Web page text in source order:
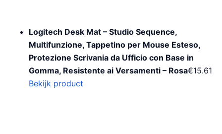
Logitech Desk Mat – Studio Sequence,
Multifunzione, Tappetino per Mouse Esteso,
Protezione Scrivania da Ufficio con Base in
Gomma, Resistente ai Versamenti – Rosa€15.61
Bekijk product